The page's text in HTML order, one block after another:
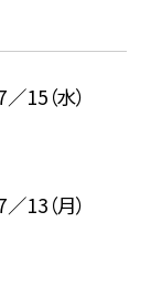
（水）
（月）